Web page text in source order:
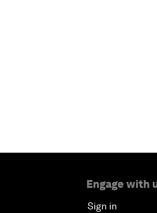
Engage with
Sign in